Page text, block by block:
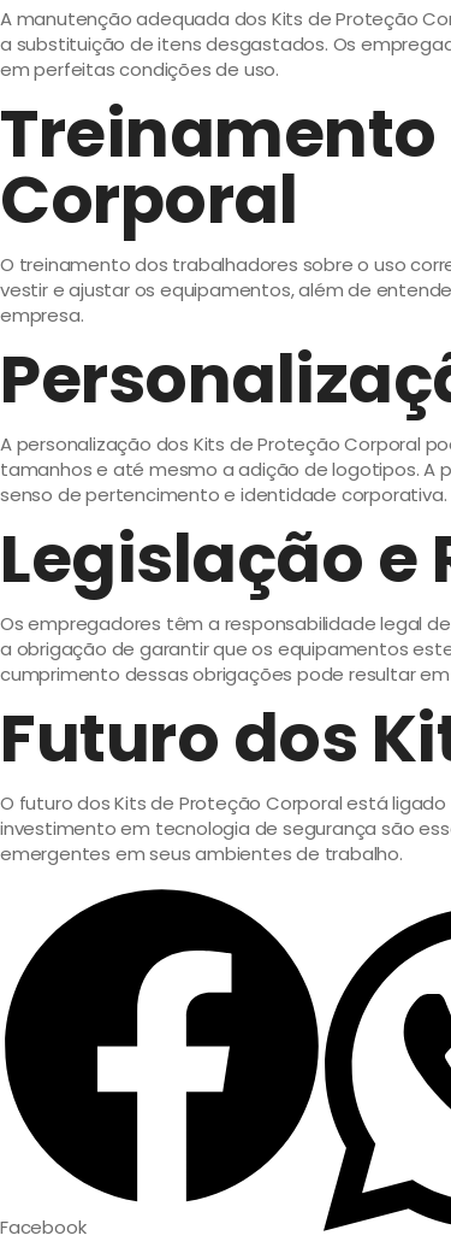
A manutenção adequada dos Kits de Proteção
a substituição de itens desgastados. Os
em perfeitas condições de uso.
Treinamento
Corporal
O treinamento dos trabalhadores sobre o uso
vestir e ajustar os equipamentos, além de
empresa.
A personalização dos Kits de Proteção Corporal
tamanhos e até mesmo a adição de logotipos. A
senso de pertencimento e identidade corporativa.
Legislação
Os empregadores têm a responsabilidade legal
a obrigação de garantir que os equipamentos
cumprimento dessas obrigações pode resultar
Futuro dos
O futuro dos Kits de Proteção Corporal está
investimento em tecnologia de segurança são
emergentes em seus ambientes de trabalho.
Facebook